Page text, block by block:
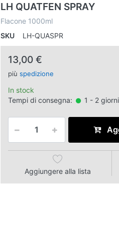
LH QUATFEN SPRAY
Flacone 1000ml
SKU
LH-QUASPR
13,00 €
più spedizione
In stock
Tempi di consegna:
1 - 2
Aggiungere alla lista